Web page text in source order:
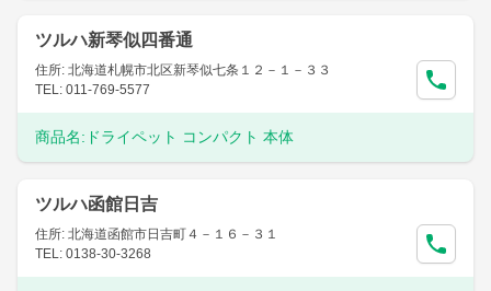
ツルハ新琴似四番通
住所: 北海道札幌市北区新琴似七条１２－１－３３
TEL: 011-769-5577
商品名: ドライペット コンパクト 本体
ツルハ函館日吉
住所: 北海道函館市日吉町４－１６－３１
TEL: 0138-30-3268